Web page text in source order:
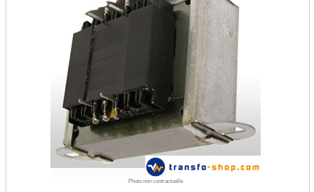
Transfo de sécurité 24 ou 48 V
Transfo Modulaire 24/48V
Transfo Modulaire 115/230V
Transfo d'isolement
Transfo d'isolement 230V
Transfo d'isolement 400V
Photo non contractuelle